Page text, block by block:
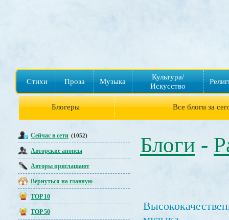
Стихи Проза Музыка
Культура/
Искусство
Блогеры Все блоги за
Сейчас в сети (1052)
Авторские анонсы
Авторы приглашают
Вернуться на главную
TOP 10
TOP 50
Блоги -